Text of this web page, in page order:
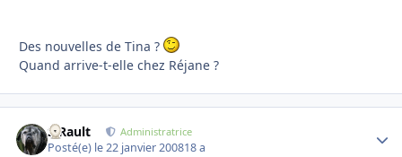
Des nouvelles de Tina ?
Quand arrive-t-elle chez Réjane ?
S.Rault Administratrice
Posté(e) le 22 janvier 200818 a